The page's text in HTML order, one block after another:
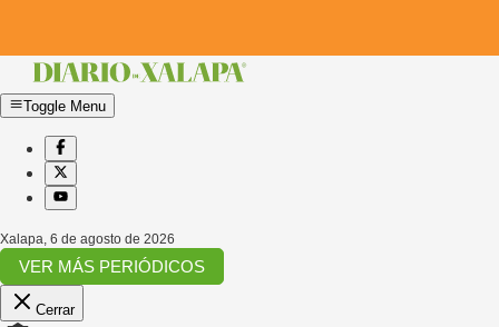
Toggle Menu
Xalapa, 6 de agosto de 2026
VER MÁS PERIÓDICOS
Cerrar